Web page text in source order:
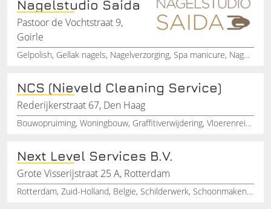
Nagelstudio Saida
Pastoor de Vochtstraat 9,
Goirle
Gelpolish, Gellak nagels, Nagelverzorging, Spa manicure, Nagelstudio, French manicure, Manicure voor bruid en bruidegom, Glamournagels, Interieurverzorgster, Verzorging voor elke nagel
NCS (Nieveld Cleaning Service)
Rederijkerstraat 67, Den Haag
Bouwopruiming, Woningbouw, Graffitiverwijdering, Vloerenreiniging, Schoonmaakbedrijf, Reinigingsbedrijf
Next Level Services B.V.
Grote Visserijstraat 25 A, Rotterdam
Rotterdam, Zuid-Holland, Belgie, Schilderwerk, Schoonmaken, Straalwerk, Servicebedrijf